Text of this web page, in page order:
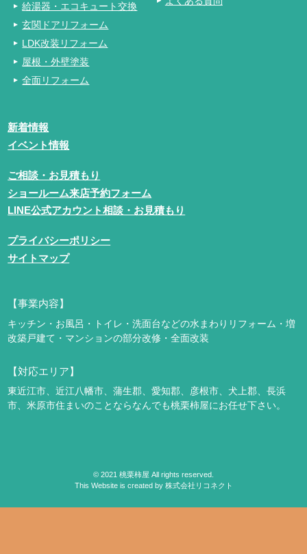
給湯器・エコキュート交換
玄関ドアリフォーム
LDK改装リフォーム
屋根・外壁塗装
全面リフォーム
新着情報
イベント情報
ご相談・お見積もり
ショールーム来店予約フォーム
LINE公式アカウント相談・お見積もり
プライバシーポリシー
サイトマップ
【事業内容】
キッチン・お風呂・トイレ・洗面台などの水まわりリフォーム・増
改築戸建て・マンションの部分改修・全面改装
【対応エリア】
東近江市、近江八幡市、蒲生郡、愛知郡、彦根市、犬上郡、長浜
市、米原市住まいのことならなんでも桃栗柿屋にお任せ下さい。
© 2021 桃栗柿屋 All rights reserved.
This Website is created by 株式会社リコネクト